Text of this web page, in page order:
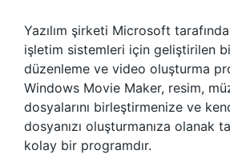
Yazılım şirketi Microsoft
işletim sistemleri için geliştirilen
düzenleme ve video oluşturma
Windows Movie Maker, resim,
dosyalarını birleştirmenize ve
dosyanızı oluşturmanıza olanak
kolay bir programdır.